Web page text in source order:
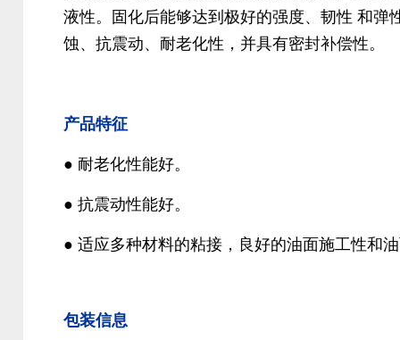
液性。固化后能够达到极好的强度、韧性 和弹
蚀、抗震动、耐老化性，并具有密封补偿性。
产品特征
● 耐老化性能好。
● 抗震动性能好。
● 适应多种材料的粘接，良好的油面施工性和
包装信息